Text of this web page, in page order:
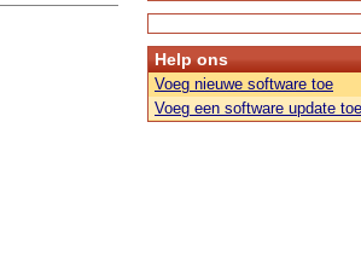
Help ons
Voeg nieuwe software toe
Voeg een software update toe